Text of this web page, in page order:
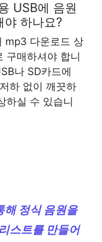
USB에 음원
야 하나요?
mp3 다운로드 상
구매하셔야 합니
나 SD카드에
하 없이 깨끗하
하실 수 있습니
해 정식 음원을
스트를 만들어